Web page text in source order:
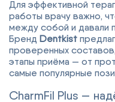
Для эффективной
работы врачу важно,
между собой и давали
Бренд Dentkist
проверенных
этапы приёма — от
самые популярные
CharmFil Plus —